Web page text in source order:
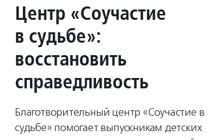
Центр «Соучастие
в судьбе»:
восстановить
справедливость
Благотворительный центр «Соучастие в
судьбе» помогает выпускникам детских